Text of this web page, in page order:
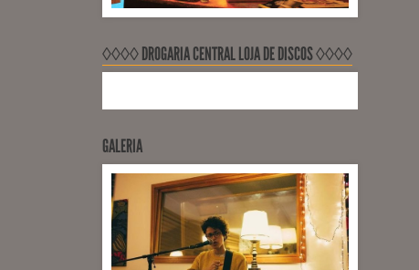
◊◊◊◊ DROGARIA CENTRAL LOJA DE DISCOS ◊◊◊◊
GALERIA